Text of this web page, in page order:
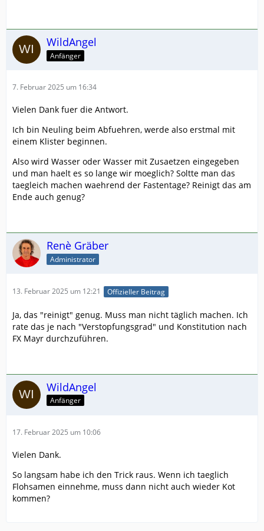
WildAngel
Anfänger
7. Februar 2025 um 16:34
Vielen Dank fuer die Antwort.
Ich bin Neuling beim Abfuehren, werde also erstmal mit
einem Klister beginnen.
Also wird Wasser oder Wasser mit Zusaetzen eingegeben
und man haelt es so lange wir moeglich? Soltte man das
taegleich machen waehrend der Fastentage? Reinigt das am
Ende auch genug?
Renè Gräber
Administrator
13. Februar 2025 um 12:21 Offizieller Beitrag
Ja, das "reinigt" genug. Muss man nicht täglich machen. Ich
rate das je nach "Verstopfungsgrad" und Konstitution nach
FX Mayr durchzuführen.
WildAngel
Anfänger
17. Februar 2025 um 10:06
Vielen Dank.
So langsam habe ich den Trick raus. Wenn ich taeglich
Flohsamen einnehme, muss dann nicht auch wieder Kot
kommen?